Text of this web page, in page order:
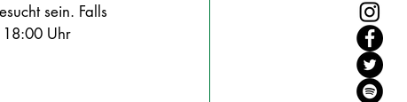
sein. Falls
18:00 Uhr